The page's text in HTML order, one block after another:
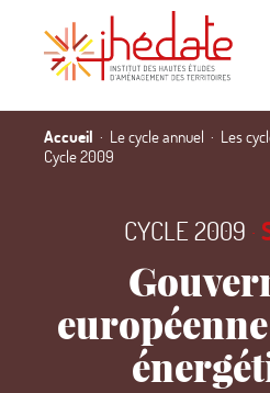
Accueil Le cycle annuel
Les
Cycle 2009
CYCLE 2009 ·